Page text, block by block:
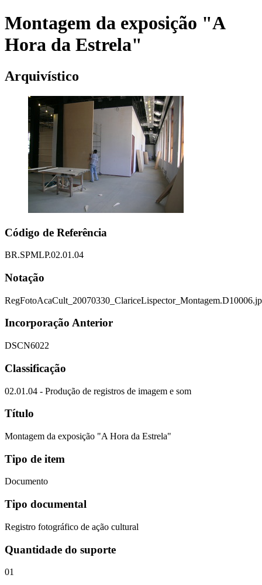
Montagem da exposição "A
Hora da Estrela"
Arquivístico
Código de Referência
BR.SPMLP.02.01.04
Notação
Incorporação Anterior
DSCN6022
Classificação
02.01.04 - Produção de registros de imagem e som
Título
Montagem da exposição "A Hora da Estrela"
Tipo de item
Documento
Tipo documental
Registro fotográfico de ação cultural
Quantidade do suporte
01